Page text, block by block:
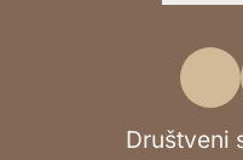
Društveni